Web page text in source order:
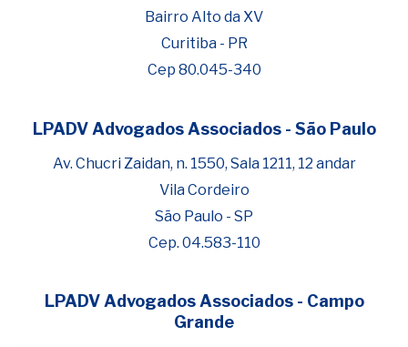
Fale com Henrique Lima
Cadastre-se para começar uma
conversa no WhatsApp
Bairro Alto da XV
Curitiba - PR
Cep 80.045-340
LPADV Advogados Associados - São Paulo
Av. Chucri Zaidan, n. 1550, Sala 1211, 12 andar
Vila Cordeiro
São Paulo - SP
Cep. 04.583-110
LPADV Advogados Associados - Campo
Grande